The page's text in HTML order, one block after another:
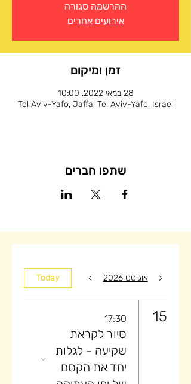
ההרשמה סגורה
אירועים אחרים
זמן ומיקום
28 במאי 2022, 10:00
Tel Aviv-Yafo, Jaffa, Tel Aviv-Yafo, Israel
שתפו חברים
אוגוסט 2026 Today
15
17:30
סיור לקראת
שקיעה ​- לגלות
יחד את הקסם